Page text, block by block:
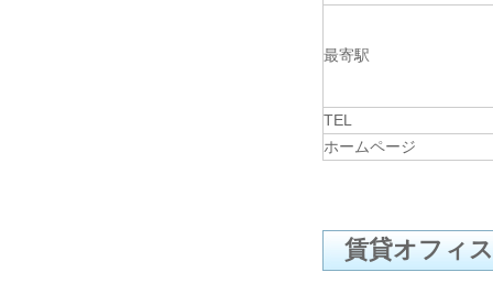
最寄駅
TEL
ホームページ
賃貸オフィ